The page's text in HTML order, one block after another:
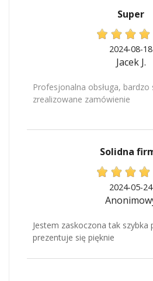
Super
2024-08-18
Jacek J.
Profesjonalna obsługa, bardzo
zrealizowane zamówienie
Solidna
2024-05-24
Jestem zaskoczona tak szybka
prezentuje się pięknie